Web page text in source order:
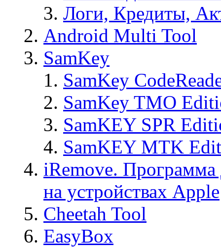
Логи, Кредиты,
Android Multi Tool
SamKey
SamKey
SamKey TMO
SamKEY SPR
SamKEY MTK
iRemove. Программа
на устройствах Apple
Cheetah Tool
EasyBox